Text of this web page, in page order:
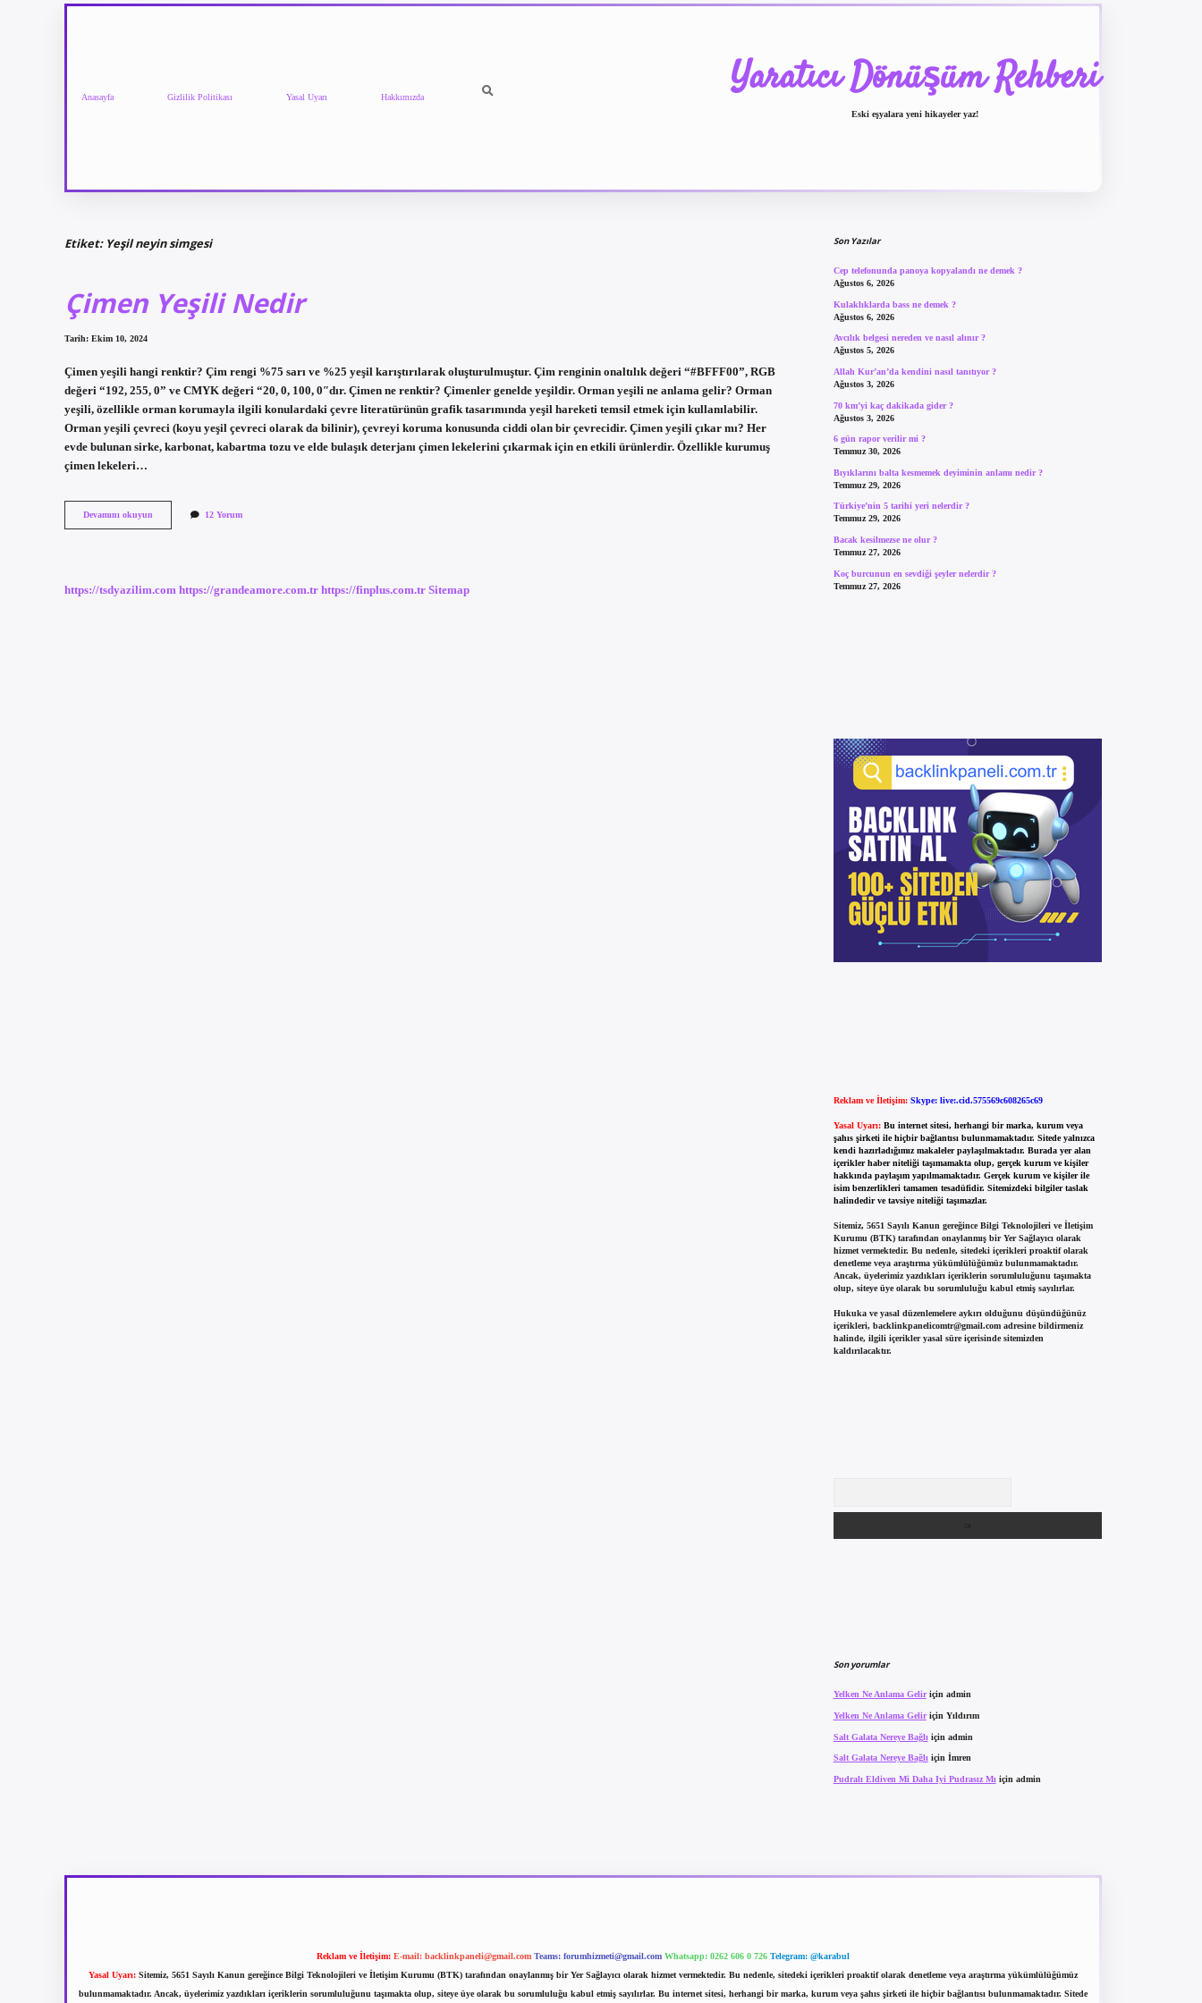
Anasayfa Gizlilik Politikası Yasal Uyarı Hakkımızda Yaratıcı Dönüşüm Rehberi
Eski eşyalara yeni hikayeler yaz!
Etiket: Yeşil neyin simgesi
Çimen Yeşili Nedir
Tarih: Ekim 10, 2024
Çimen yeşili hangi renktir? Çim rengi %75 sarı ve %25 yeşil karıştırılarak oluşturulmuştur. Çim renginin onaltılık değeri “#BFFF00”, RGB
değeri “192, 255, 0” ve CMYK değeri “20, 0, 100, 0″dır. Çimen ne renktir? Çimenler genelde yeşildir. Orman yeşili ne anlama gelir? Orman
yeşili, özellikle orman korumayla ilgili konulardaki çevre literatürünün grafik tasarımında yeşil hareketi temsil etmek için kullanılabilir.
Orman yeşili çevreci (koyu yeşil çevreci olarak da bilinir), çevreyi koruma konusunda ciddi olan bir çevrecidir. Çimen yeşili çıkar mı? Her
evde bulunan sirke, karbonat, kabartma tozu ve elde bulaşık deterjanı çimen lekelerini çıkarmak için en etkili ürünlerdir. Özellikle kurumuş
çimen lekeleri…
Devamını okuyun
Yeşili
12 Yorum
https://tsdyazilim.com https://grandeamore.com.tr https://finplus.com.tr Sitemap
Son Yazılar
Cep telefonunda panoya kopyalandı ne demek ?
Ağustos 6, 2026
Kulaklıklarda bass ne demek ?
Ağustos 6, 2026
Avcılık belgesi nereden ve nasıl alınır ?
Ağustos 5, 2026
Allah Kur’an’da kendini nasıl tanıtıyor ?
Ağustos 3, 2026
70 km’yi kaç dakikada gider ?
Ağustos 3, 2026
6 gün rapor verilir mi ?
Temmuz 30, 2026
Bıyıklarını balta kesmemek deyiminin anlamı nedir ?
Temmuz 29, 2026
Türkiye’nin 5 tarihi yeri nelerdir ?
Temmuz 29, 2026
Bacak kesilmezse ne olur ?
Temmuz 27, 2026
Koç burcunun en sevdiği şeyler nelerdir ?
Temmuz 27, 2026
Reklam ve İletişim: Skype: live:.cid.575569c608265c69
Yasal Uyarı: Bu internet sitesi, herhangi bir marka, kurum veya
şahıs şirketi ile hiçbir bağlantısı bulunmamaktadır. Sitede yalnızca
kendi hazırladığımız makaleler paylaşılmaktadır. Burada yer alan
içerikler haber niteliği taşımamakta olup, gerçek kurum ve kişiler
hakkında paylaşım yapılmamaktadır. Gerçek kurum ve kişiler ile
isim benzerlikleri tamamen tesadüfidir. Sitemizdeki bilgiler taslak
halindedir ve tavsiye niteliği taşımazlar.
Sitemiz, 5651 Sayılı Kanun gereğince Bilgi Teknolojileri ve İletişim
Kurumu (BTK) tarafından onaylanmış bir Yer Sağlayıcı olarak
hizmet vermektedir. Bu nedenle, sitedeki içerikleri proaktif olarak
denetleme veya araştırma yükümlülüğümüz bulunmamaktadır.
Ancak, üyelerimiz yazdıkları içeriklerin sorumluluğunu taşımakta
olup, siteye üye olarak bu sorumluluğu kabul etmiş sayılırlar.
Hukuka ve yasal düzenlemelere aykırı olduğunu düşündüğünüz
içerikleri, backlinkpanelicomtr@gmail.comadresine bildirmeniz
halinde, ilgili içerikler yasal süre içerisinde sitemizden
kaldırılacaktır.
Son yorumlar
Yelken Ne Anlama Geliriçin admin
Yelken Ne Anlama Geliriçin Yıldırım
Salt Galata Nereye Bağlı için admin
Salt Galata Nereye Bağlı için İmren
Pudralı Eldiven Mi Daha Iyi Pudrasız Mı için admin
Reklam ve İletişim: E-mail: backlinkpaneli@gmail.com Teams: forumhizmeti@gmail.com Whatsapp: 0262 606 0 726 Telegram: @karabul
Yasal Uyarı: Sitemiz, 5651 Sayılı Kanun gereğince Bilgi Teknolojileri ve İletişim Kurumu (BTK) tarafından onaylanmış bir Yer Sağlayıcı olarak hizmet vermektedir. Bu nedenle, sitedeki içerikleri proaktif olarak denetleme veya araştırma yükümlülüğümüz
bulunmamaktadır. Ancak, üyelerimiz yazdıkları içeriklerin sorumluluğunu taşımakta olup, siteye üye olarak bu sorumluluğu kabul etmiş sayılırlar. Bu internet sitesi, herhangi bir marka, kurum veya şahıs şirketi ile hiçbir bağlantısı bulunmamaktadır. Sitede